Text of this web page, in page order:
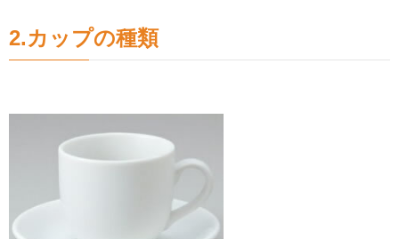
2.カップの種類